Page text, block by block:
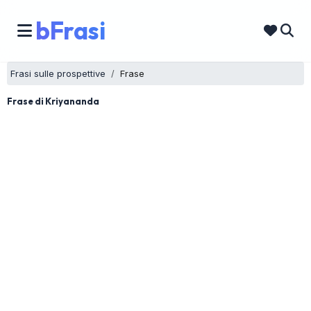
bFrasi
Frasi sulle prospettive Frase
Frase di Kriyananda